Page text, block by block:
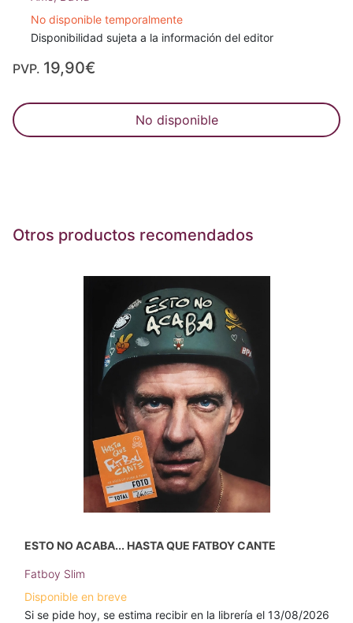
No disponible temporalmente
Disponibilidad sujeta a la información del editor
PVP. 19,90€
No disponible
Otros productos recomendados
ESTO NO ACABA... HASTA QUE FATBOY CANTE
Fatboy Slim
Disponible en breve
Si se pide hoy, se estima recibir en la librería el 13/08/2026